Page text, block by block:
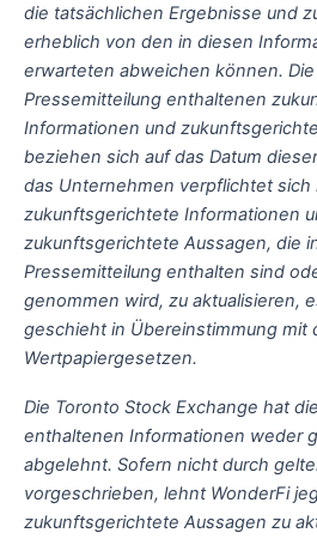
die tatsächlichen Ergebnisse und
erheblich von den in diesen
erwarteten abweichen können.
Pressemitteilung enthaltenen
Informationen und
beziehen sich auf das Datum
das Unternehmen verpflichtet sich
zukunftsgerichtete Informationen
zukunftsgerichtete Aussagen, die
Pressemitteilung enthalten sind
genommen wird, zu aktualisieren,
geschieht in Übereinstimmung mit
Wertpapiergesetzen.
Die Toronto Stock Exchange hat
enthaltenen Informationen weder
abgelehnt. Sofern nicht durch
vorgeschrieben, lehnt WonderFi
zukunftsgerichtete Aussagen zu